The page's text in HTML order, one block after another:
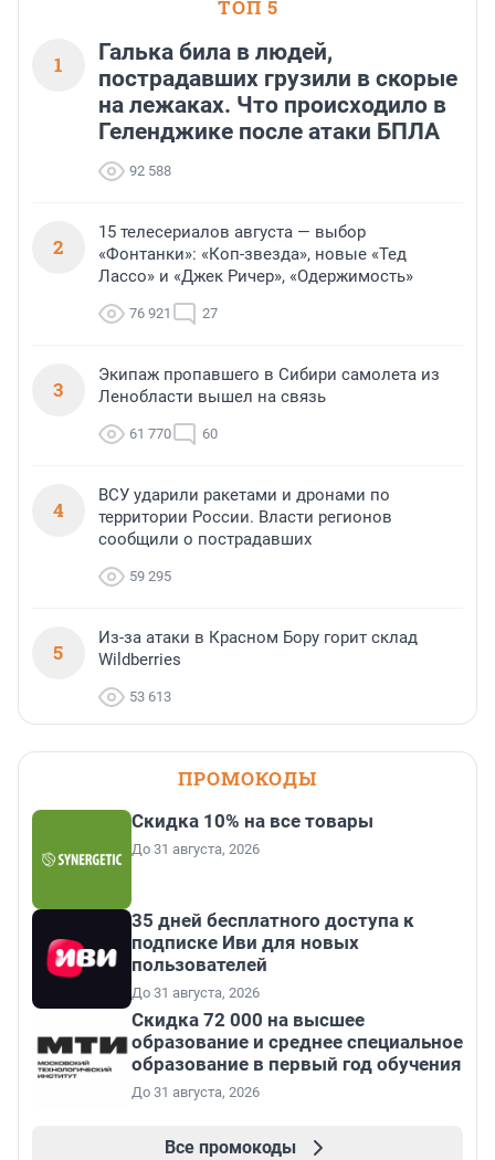
ТОП 5
1
Галька била в людей,
пострадавших грузили в скорые
на лежаках. Что происходило в
Геленджике после атаки БПЛА
92 588
2
15 телесериалов августа — выбор
«Фонтанки»: «Коп-звезда», новые «Тед
Лассо» и «Джек Ричер», «Одержимость»
76 921 27
3
Экипаж пропавшего в Сибири самолета из
Ленобласти вышел на связь
61 770 60
4
ВСУ ударили ракетами и дронами по
территории России. Власти регионов
сообщили о пострадавших
59 295
5
Из-за атаки в Красном Бору горит склад
Wildberries
53 613
ПРОМОКОДЫ
Скидка 10% на все товары
До 31 августа, 2026
35 дней бесплатного доступа к
подписке Иви для новых
пользователей
До 31 августа, 2026
Скидка 72 000 на высшее
образование и среднее специальное
образование в первый год обучения
До 31 августа, 2026
Все промокоды